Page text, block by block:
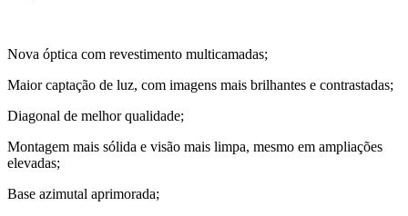
Nova óptica com revestimento multicamadas;
Maior captação de luz, com imagens mais brilhantes e contrastadas;
Diagonal de melhor qualidade;
Montagem mais sólida e visão mais limpa, mesmo em ampliações
elevadas;
Base azimutal aprimorada;